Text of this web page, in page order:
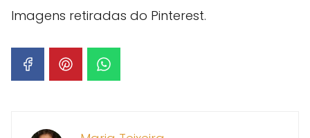
Imagens retiradas do Pinterest.